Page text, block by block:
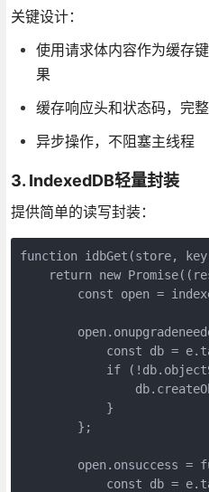
关键设计：
使用请求体内容作为缓存
果
缓存响应头和状态码，完
异步操作，不阻塞主线程
3. IndexedDB轻量封装
提供简单的读写封装：
function idbGet(store,
return new
const open =
const db =
if
            }
        };
open.onsuccess =
const db =